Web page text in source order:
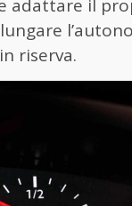
adattare il
riserva.